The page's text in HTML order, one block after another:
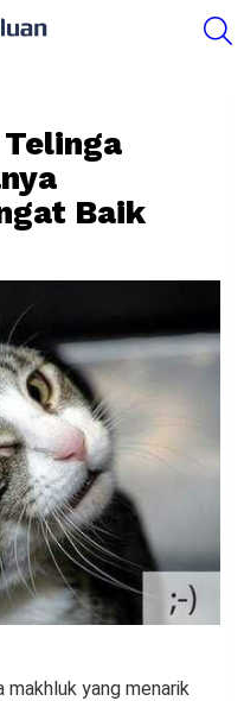
Baik
makhluk yang menarik